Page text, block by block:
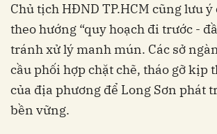
Chủ tịch HĐND TP.HCM cũng lưu
theo hướng “quy hoạch đi trước -
tránh xử lý manh mún. Các sở
cầu phối hợp chặt chẽ, tháo gỡ kịp
của địa phương để Long Sơn phát
bền vững.